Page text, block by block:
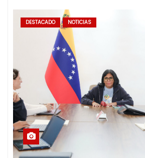
DESTACADO NOTICIAS